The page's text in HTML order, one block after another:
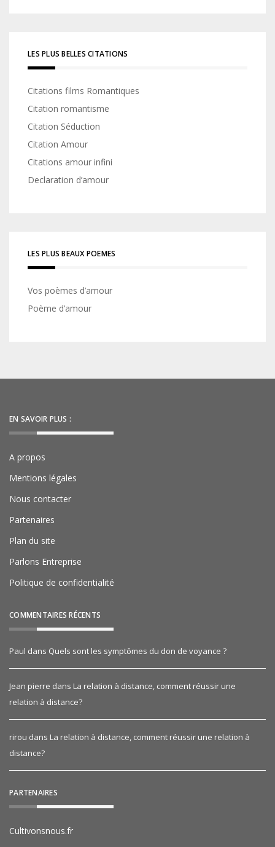
LES PLUS BELLES CITATIONS
Citations films Romantiques
Citation romantisme
Citation Séduction
Citation Amour
Citations amour infini
Declaration d’amour
LES PLUS BEAUX POEMES
Vos poèmes d’amour
Poème d’amour
EN SAVOIR PLUS :
A propos
Mentions légales
Nous contacter
Partenaires
Plan du site
Parlons Entreprise
Politique de confidentialité
COMMENTAIRES RÉCENTS
Paul dans Quels sont les symptômes du don de voyance ?
Jean pierre dans La relation à distance, comment réussir une
relation à distance?
rirou dans La relation à distance, comment réussir une relation à
distance?
PARTENAIRES
Cultivonsnous.fr